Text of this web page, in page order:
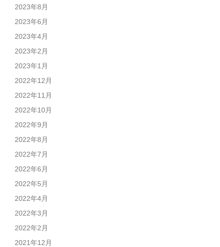
2023年8月
2023年6月
2023年4月
2023年2月
2023年1月
2022年12月
2022年11月
2022年10月
2022年9月
2022年8月
2022年7月
2022年6月
2022年5月
2022年4月
2022年3月
2022年2月
2021年12月